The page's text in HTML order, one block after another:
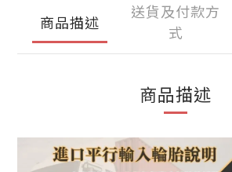
商品描述
送貨及付款方
式
商品描述